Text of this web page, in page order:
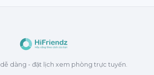
dàng - đặt lịch xem phòng trực tuyến.